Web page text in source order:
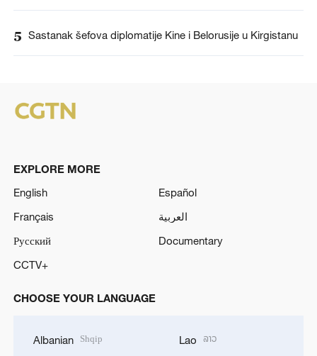
5 Sastanak šefova diplomatije Kine i Belorusije u Kirgistanu
EXPLORE MORE
English
Español
Français
العربية
Русский
Documentary
CCTV+
CHOOSE YOUR LANGUAGE
Albanian Shqip Lao ລາວ